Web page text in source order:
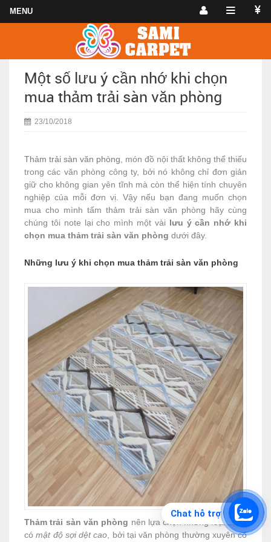
Một số lưu ý cần nhớ khi chọn
mua thảm trải sàn văn phòng
23/10/2018
Thảm trải sàn văn phòng , món đồ nội thất không thể thiếu
trong các văn phòng công ty, bởi nó không chỉ đơn giản
giữ cho không gian yên tĩnh mà còn thể hiện tính chuyên
nghiệp của mỗi đơn vị. Vậy nếu bạn đang muốn chọn
mua cho mình tấm thảm trải sàn văn phòng hãy cùng
chúng tôi note lại cho mình một vài lưu ý cần nhớ khi
chọn mua thảm trải sàn văn phòng dưới đây.
Những lưu ý khi chọn mua thảm trải sàn văn phòng
Thảm trải sàn văn phòng nên lựa chọn những
loại thảm
cómật độ sợi dệt cao , bởi tại văn phòng thường xuyên có
Chat hỗ trợ